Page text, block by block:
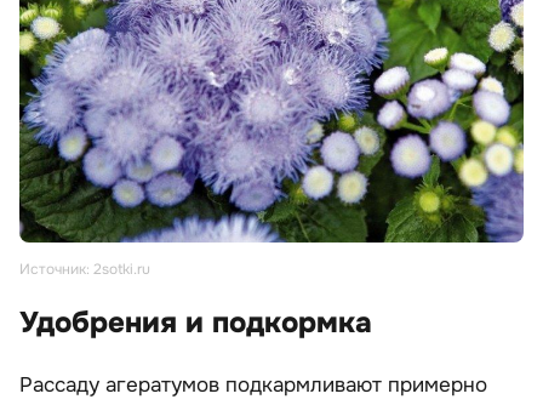
Источник: 2sotki.ru
Удобрения и подкормка
Рассаду агератумов подкармливают примерно